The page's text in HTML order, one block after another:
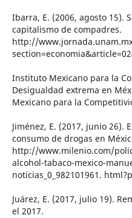
Ibarra, E. (2006, agosto 15).
capitalismo de compadres.
http://
Instituto Mexicano para la
Desigualdad extrema en
Mexicano para la
Jiménez, E. (2017, junio 26).
consumo de drogas en
http://www.milenio.com/
alcohol-tabaco-mexico-
noticias_0_982101961.
Juárez, E. (2017, julio 19).
el 2017.